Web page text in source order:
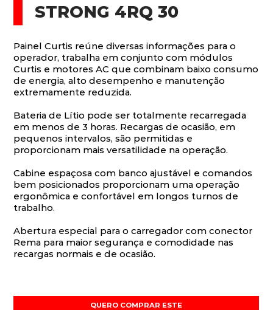
STRONG 4RQ 30
Painel Curtis reúne diversas informações para o
operador, trabalha em conjunto com módulos
Curtis e motores AC que combinam baixo consumo
de energia, alto desempenho e manutenção
extremamente reduzida.
Bateria de Lítio pode ser totalmente recarregada
em menos de 3 horas. Recargas de ocasião, em
pequenos intervalos, são permitidas e
proporcionam mais versatilidade na operação.
Cabine espaçosa com banco ajustável e comandos
bem posicionados proporcionam uma operação
ergonômica e confortável em longos turnos de
trabalho.
Abertura especial para o carregador com conector
Rema para maior segurança e comodidade nas
recargas normais e de ocasião.
QUERO COMPRAR ESTE